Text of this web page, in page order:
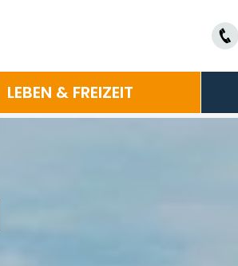
LEBEN & FREIZEIT